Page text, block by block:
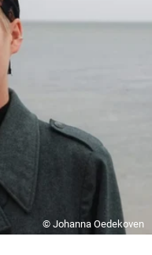
© Johanna Oedekoven